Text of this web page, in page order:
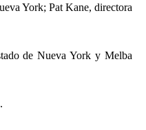
York; Pat Kane, directora
de Nueva York y Melba